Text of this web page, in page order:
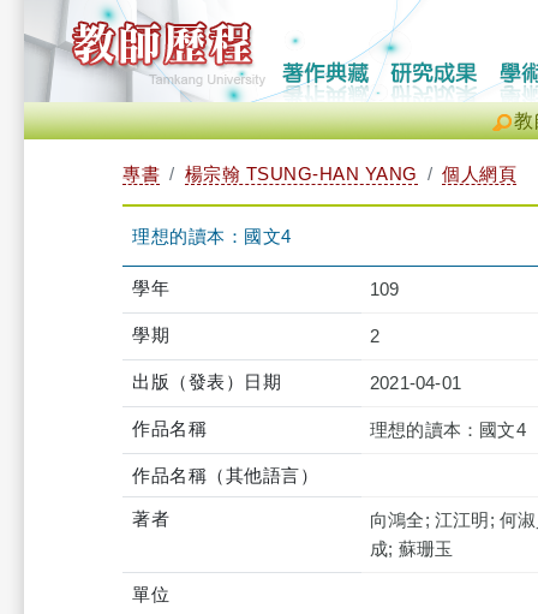
教
專書 楊宗翰 TSUNG-HAN YANG 個人網頁
理想的讀本：國文4
學年 109
學期 2
出版（發表）日期 2021-04-01
作品名稱 理想的讀本：國文4
作品名稱（其他語言）
著者
向鴻全; 江江明; 何
成; 蘇珊玉
單位